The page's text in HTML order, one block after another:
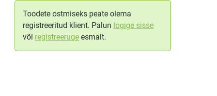
Toodete ostmiseks peate olema
registreeritud klient. Palun logige sisse
või registreeruge esmalt.